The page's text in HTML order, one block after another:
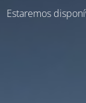
Estaremos